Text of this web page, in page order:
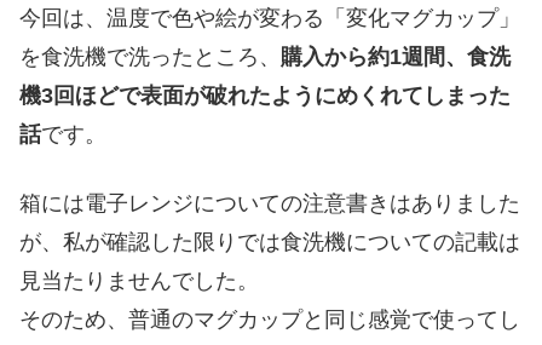
今回は、温度で色や絵が変わる「変化マグカップ」
を食洗機で洗ったところ、 購入から約1週間、食洗
機3回ほどで表面が破れたようにめくれてしまった
話です。
箱には電子レンジについての注意書きはありました
が、私が確認した限りでは食洗機についての記載は
見当たりませんでした。
そのため、普通のマグカップと同じ感覚で使ってし